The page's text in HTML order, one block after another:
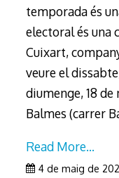
temporada és
electoral és una
Cuixart,
veure el
diumenge, 18 de
Balmes (carrer
Read More…
4 de maig de